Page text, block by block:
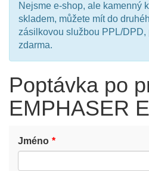
Nejsme e-shop, ale kamenný
skladem, můžete mít do
zásilkovou službou PPL/
zdarma.
Poptávka po
EMPHASER
Jméno